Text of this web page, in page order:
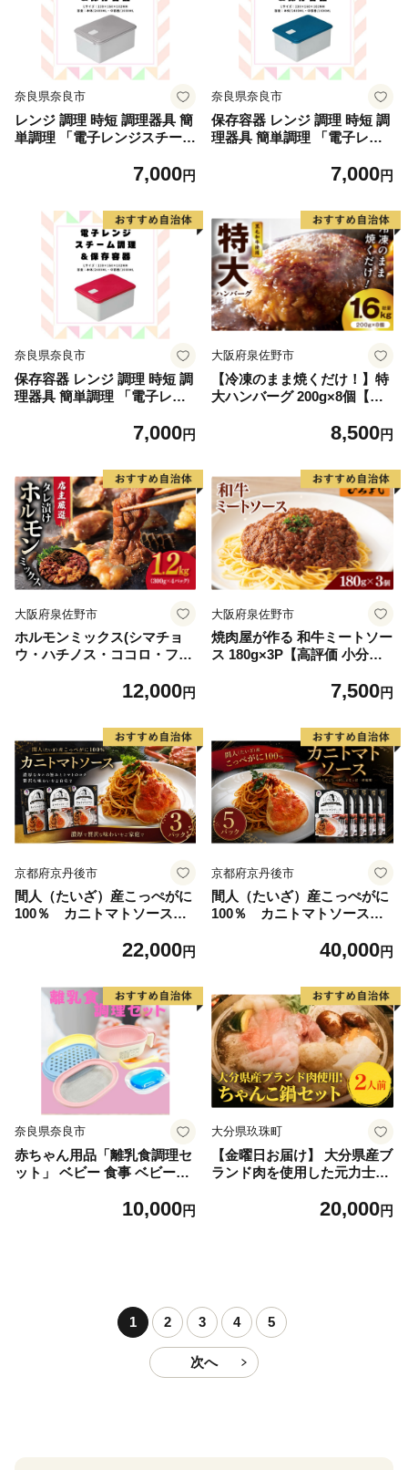
奈良県奈良市
レンジ 調理 時短 調理器具 簡
単調理 「電子レンジスチーム
ー キッチン用品 チキン 野菜
料理 グッズ 便利 スケーター
株式会社 UDY2ST 奈良県 奈
良市 なら 7-048
7,000円
奈良県奈良市
保存容器 レンジ 調理 時短 調
理器具 簡単調理 「電子レン
ルー キッチン用品 チキン 野
便利 料理 グッズ 便利 スケー
ター株式会社 652134 奈良県
奈良市 なら 7-049
7,000円
奈良県奈良市
保存容器 レンジ 調理 時短 調
理器具 簡単調理 「電子レン
ッド キッチン用品 チキン 野
便利 料理 グッズ 便利 スケー
ター株式会社 652127 奈良県
奈良市 なら 7-050
7,000円
大阪府泉佐野市
【冷凍のまま焼くだけ！】特
大ハンバーグ 200g×8個【黒
バーグ 小分け 惣菜 冷凍 牛肉
8,500円
大阪府泉佐野市
ホルモンミックス(シマチョ
ウ・ハチノス・ココロ・フク
パック) 小分け 時短 焼くだけ
12,000円
大阪府泉佐野市
焼肉屋が作る 和牛ミートソー
ス 180g×3P【高評価 小分け
理 時短 パスタ グラタン】
7,500円
京都府京丹後市
間人（たいざ）産こっぺがに
100％ カニトマトソース 3
簡単 時短 手軽 アレンジ色々
せ カニ ズワイ トマト 京都
22,000円
京都府京丹後市
間人（たいざ）産こっぺがに
100％ カニトマトソース 5
簡単 時短 手軽 アレンジ色々
せ カニ ズワイ トマト 京都
40,000円
奈良県奈良市
赤ちゃん用品「離乳食調理セ
ット」 ベビー 食事 ベビー用
短 おかゆ 便利 すり鉢 裏ごし
10,000円
大分県玖珠町
【金曜日お届け】 大分県産ブ
ランド肉を使用した元力士が
大分県産 おおいた 豊後牛 ぶ
ん 雑炊 鶏つみれ 簡単 時短
20,000円
1 2 3 4 5
次へ